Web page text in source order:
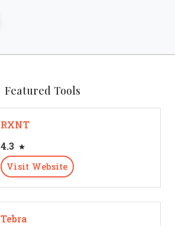
Featured Tools
RXNT
4.3
Visit Website
Tebra